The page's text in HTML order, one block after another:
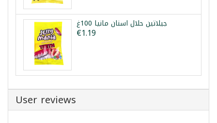
جيلاتين حلال اسنان مانيا 100غ
€1.19
User reviews